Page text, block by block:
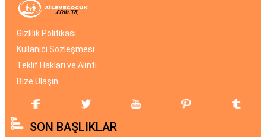
Gizlilik Politikası
Kullanıcı Sözleşmesi
Teklif Hakları ve Alıntı
Bize Ulaşın
SON BAŞLIKLAR